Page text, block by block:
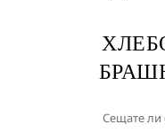
Сещате ли